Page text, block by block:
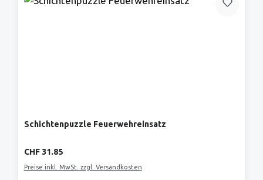
Schichtenpuzzle Feuerwehreinsatz
Regulärer Preis:
CHF 31.85
Preise inkl. MwSt. zzgl. Versandkosten